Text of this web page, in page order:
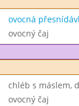
ovocná
ovocný čaj
chléb s máslem,
ovocný čaj